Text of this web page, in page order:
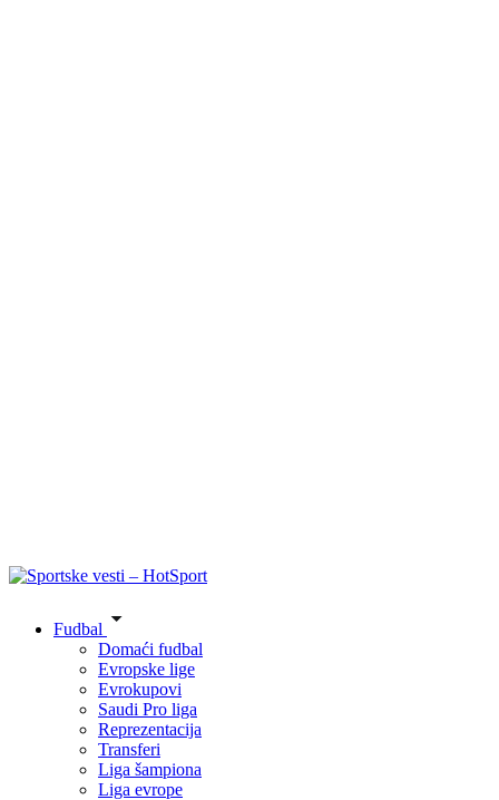
Fudbal
Domaći fudbal
Evropske lige
Evrokupovi
Saudi Pro liga
Reprezentacija
Transferi
Liga šampiona
Liga evrope